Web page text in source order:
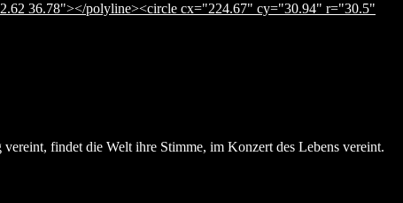
36.78"></polyline><circle cx="224.67" cy="30.94" r="30.5"
findet die Welt ihre Stimme, im Konzert des Lebens vereint.